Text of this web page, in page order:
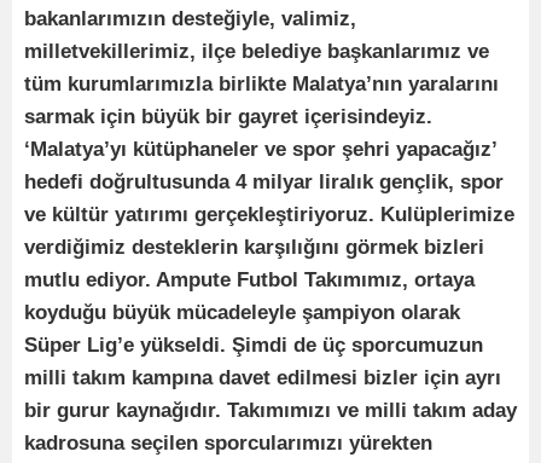
bakanlarımızın desteğiyle, valimiz,
milletvekillerimiz, ilçe belediye başkanlarımız ve
tüm kurumlarımızla birlikte Malatya’nın yaralarını
sarmak için büyük bir gayret içerisindeyiz.
‘Malatya’yı kütüphaneler ve spor şehri yapacağız’
hedefi doğrultusunda 4 milyar liralık gençlik, spor
ve kültür yatırımı gerçekleştiriyoruz. Kulüplerimize
verdiğimiz desteklerin karşılığını görmek bizleri
mutlu ediyor. Ampute Futbol Takımımız, ortaya
koyduğu büyük mücadeleyle şampiyon olarak
Süper Lig’e yükseldi. Şimdi de üç sporcumuzun
milli takım kampına davet edilmesi bizler için ayrı
bir gurur kaynağıdır. Takımımızı ve milli takım aday
kadrosuna seçilen sporcularımızı yürekten